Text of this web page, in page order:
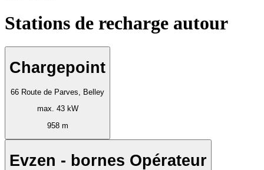
Stations de recharge autour
Chargepoint
66 Route de Parves, Belley
max. 43 kW
958 m
Evzen - bornes Opérateur